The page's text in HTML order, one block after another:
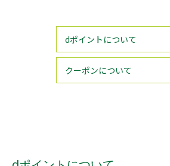
dポイントについて
クーポンについて